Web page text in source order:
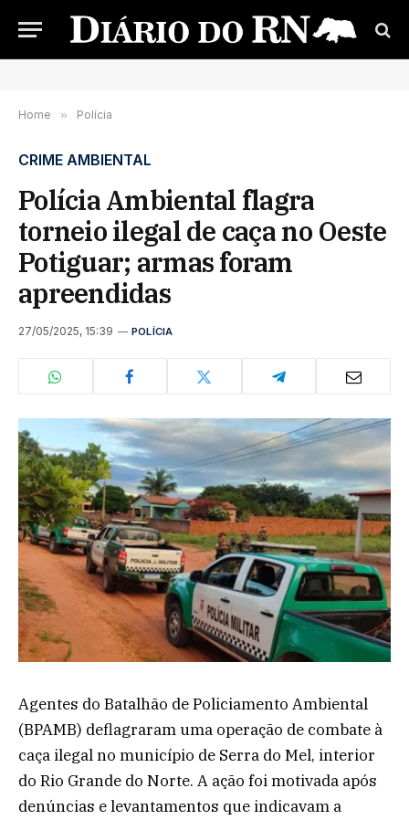
Home » Polícia
CRIME AMBIENTAL
Polícia Ambiental flagra
torneio ilegal de caça no Oeste
Potiguar; armas foram
apreendidas
27/05/2025, 15:39 POLÍCIA
Agentes do Batalhão de Policiamento Ambiental
(BPAMB) deflagraram uma operação de combate à
caça ilegal no município de Serra do Mel, interior
do Rio Grande do Norte. A ação foi motivada após
denúncias e levantamentos que indicavam a